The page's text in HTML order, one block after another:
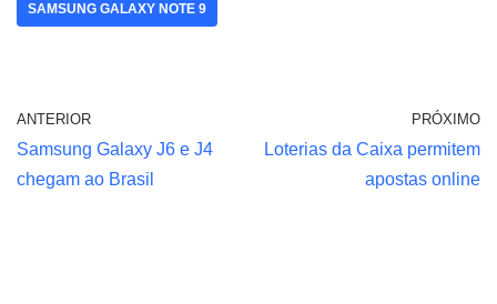
SAMSUNG GALAXY NOTE 9
ANTERIOR
Samsung Galaxy J6 e J4
chegam ao Brasil
PRÓXIMO
Loterias da Caixa permitem
apostas online